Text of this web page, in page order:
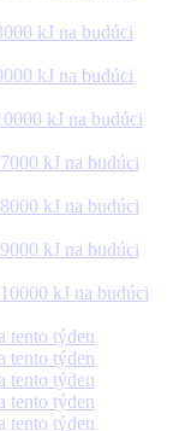
kJ na budúci
kJ na budúci
kJ na budúci
kJ na budúci
kJ na budúci
kJ na budúci
kJ na budúci
tento týden
tento týden
tento týden
tento týden
tento týden